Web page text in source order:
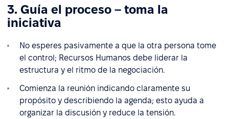
3. Guía el proceso – toma la
iniciativa
No esperes pasivamente a que la otra persona tome
el control; Recursos Humanos debe liderar la
estructura y el ritmo de la negociación.
Comienza la reunión indicando claramente su
propósito y describiendo la agenda; esto ayuda a
organizar la discusión y reduce la tensión.